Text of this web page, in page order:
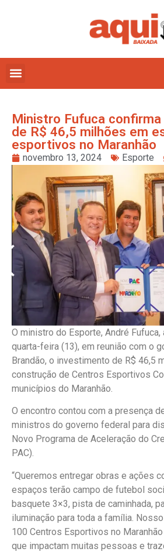
Ministro Fufuca
de R$ 46,5 milhões em
esportivos no Maranhão
novembro 13, 2024 Esporte
O ministro do Esporte, André Fufuca,
quarta-feira (13), em reunião com o
Brandão, o investimento de R$ 46,5
construção de Centros Esportivos
municípios do Maranhão.
O encontro contou com a presença
ministros do governo federal para
Novo Programa de Aceleração do
PAC).
“Queremos entregar obras e ações
espaços terão campo de futebol
basquete 3×3, pista de caminhada,
iluminação para toda a família.
100 Centros Esportivos no
que impactam muitas pessoas e